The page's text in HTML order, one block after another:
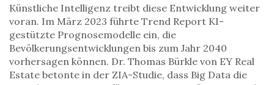
Künstliche Intelligenz treibt diese Entwicklung weiter
voran. Im März 2023 führte Trend Report KI-
gestützte Prognosemodelle ein, die
Bevölkerungsentwicklungen bis zum Jahr 2040
vorhersagen können. Dr. Thomas Bürkle von EY Real
Estate betonte in der ZIA-Studie, dass Big Data die